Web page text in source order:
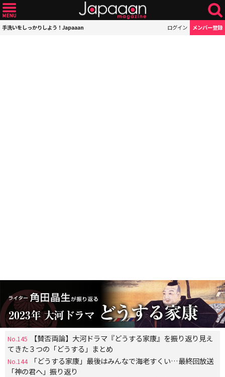
手洗いをしっかりしよう！Japaaan ログイン メンバー登録
No.145
【賛否両論】大河ドラマ『どうする家康』を振り返り見え
てきた３つの「どうする」まとめ
No.144
「どうする家康」最後はみんなで海老すくい…最終回放送
「神の君へ」振り返り